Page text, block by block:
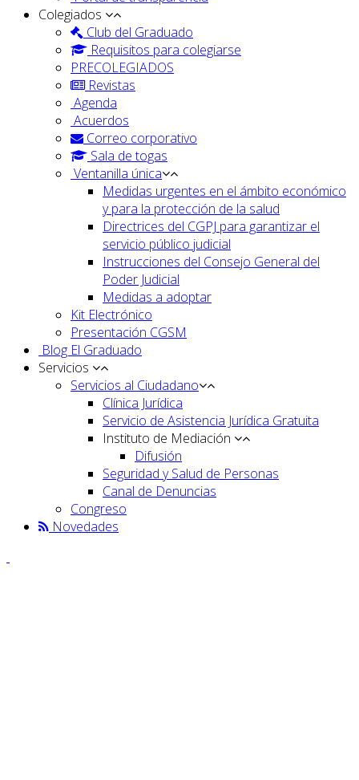
Colegiados
Club del Graduado
Requisitos para colegiarse
PRECOLEGIADOS
Revistas
Agenda
Acuerdos
Correo corporativo
Sala de togas
Ventanilla única
Medidas urgentes en el ámbito económico
y para la protección de la salud
Directrices del CGPJ para garantizar el
servicio público judicial
Instrucciones del Consejo General del
Poder Judicial
Medidas a adoptar
Kit Electrónico
Presentación CGSM
Blog El Graduado
Servicios
Servicios al Ciudadano
Clínica Jurídica
Servicio de Asistencia Jurídica Gratuita
Instituto de Mediación
Difusión
Seguridad y Salud de Personas
Canal de Denuncias
Congreso
Novedades